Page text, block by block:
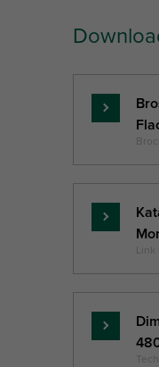
Mehr
Mehr
Link
Mehr